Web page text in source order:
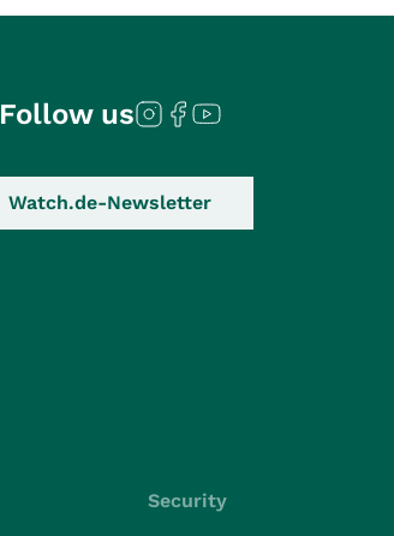
Follow us
Watch.de-Newsletter
Security